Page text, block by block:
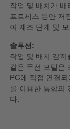
작업 및 배치가 배
프로세스 동안 저
여 제조 단계 및
솔루션:
작업 및 배치 감지
같은 무선 모델은
PC에 직접 연결
를 이용한 통합의
다.